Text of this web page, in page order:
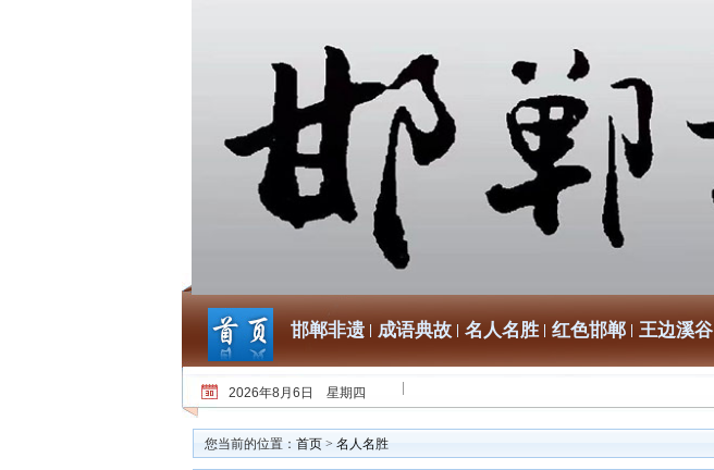
邯郸非遗 成语典故 名人名胜 红色邯郸 王边溪谷
2026年8月6日 星期四
您当前的位置： 首页 > 名人名胜